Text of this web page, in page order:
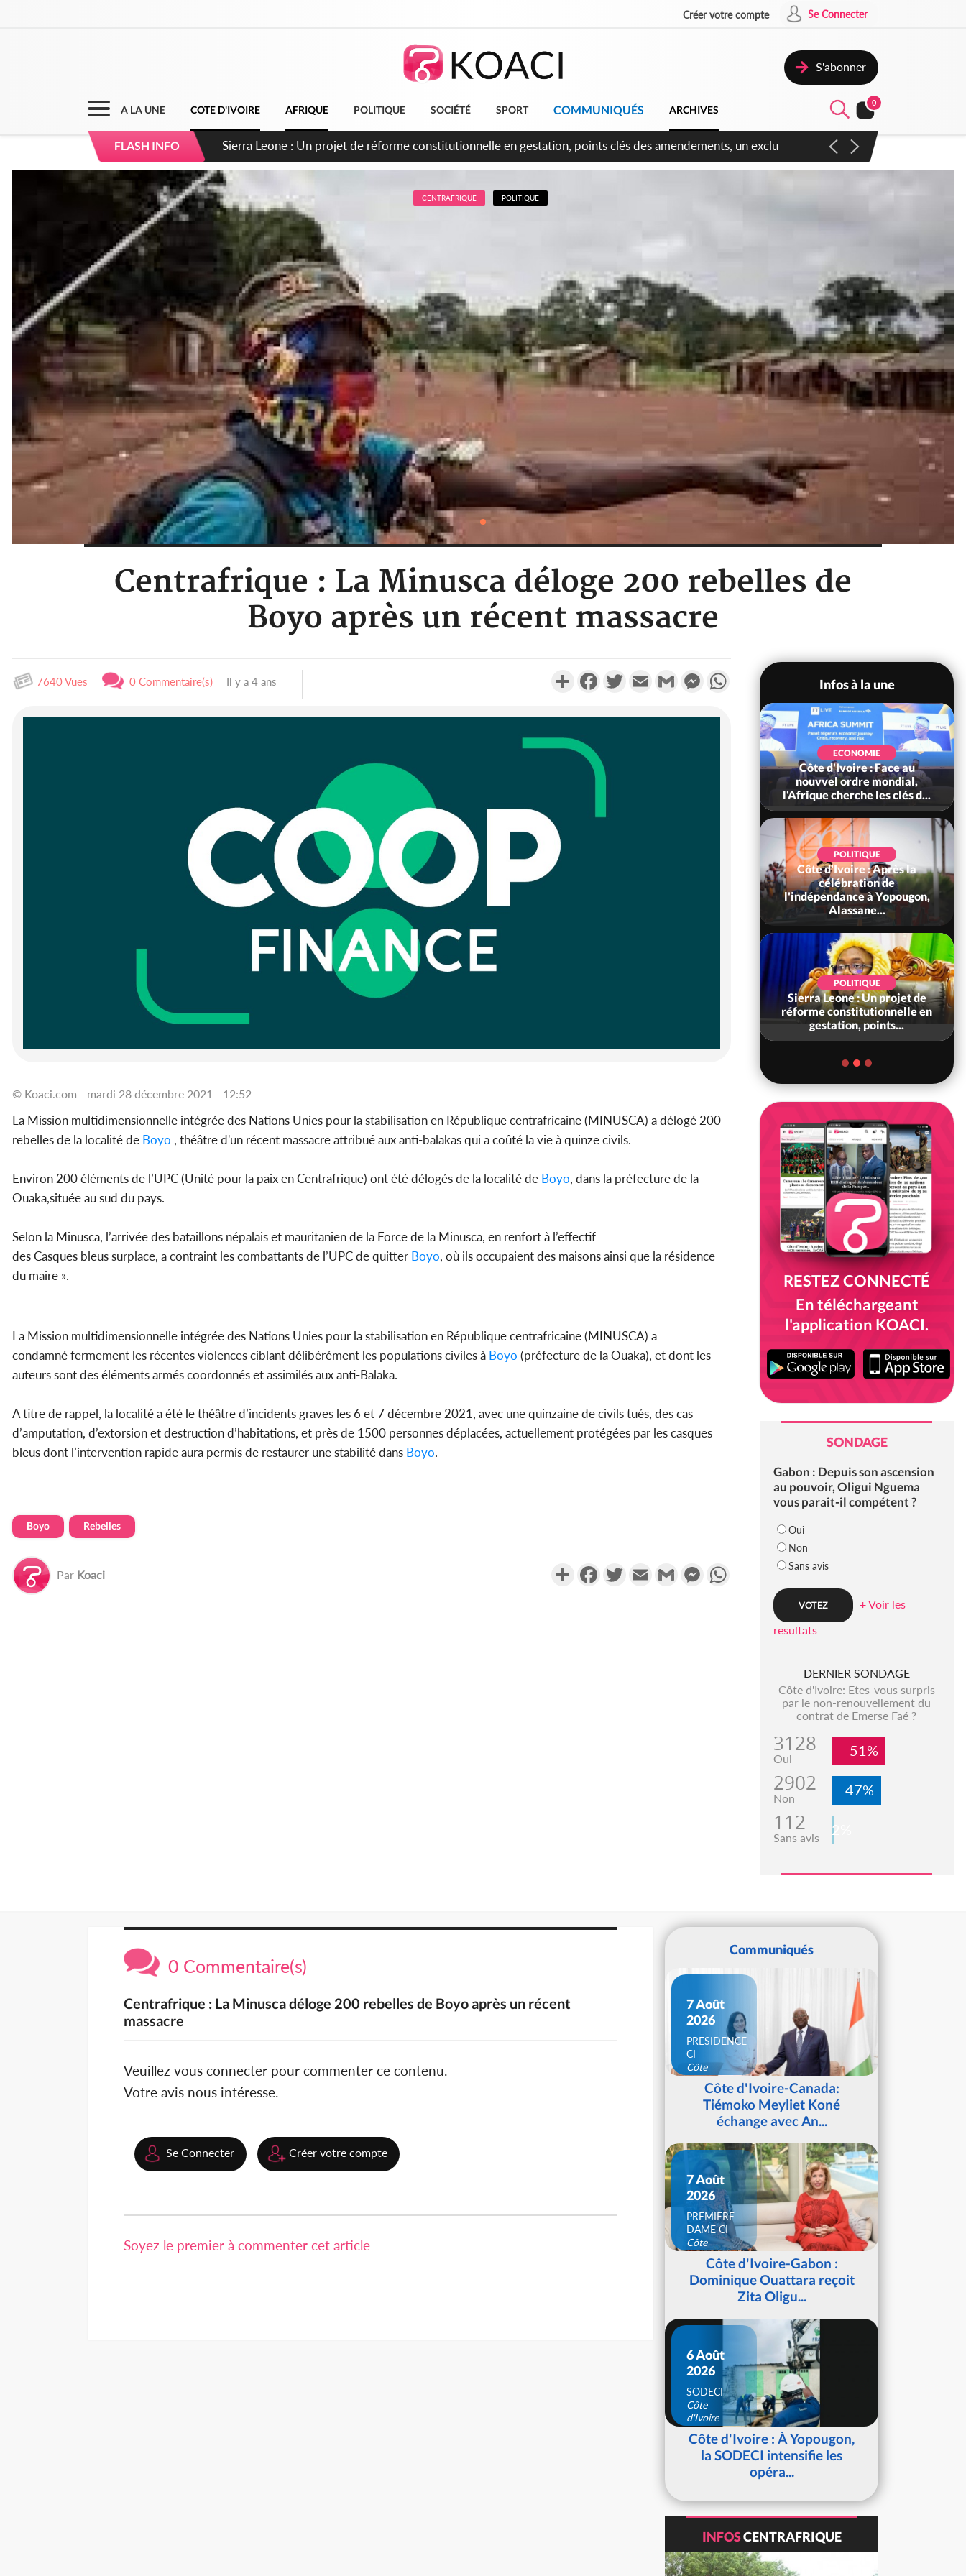
Créer votre compte Se Connecter
S'abonner
A LA UNE COTE D'IVOIRE AFRIQUE POLITIQUE SOCIÉTÉ SPORT COMMUNIQUÉS ARCHIVES
0
FLASH INFO
Sierra Leone : Un projet de réforme constitutionnelle en gestation, points clés des amendements, un exclu
d'avance
CENTRAFRIQUE POLITIQUE
Centrafrique : La Minusca déloge 200 rebelles de
Boyo après un récent massacre
7640 Vues 0 Commentaire(s) Il y a 4 ans PartagerFacebookTwitterEmail Gmail MessengerWhatsApp
© Koaci.com - mardi 28 décembre 2021 - 12:52
La Mission multidimensionnelle intégrée des Nations Unies pour la stabilisation en République centrafricaine (MINUSCA) a délogé 200
rebelles de la localité de Boyo , théâtre d'un récent massacre attribué aux anti-balakas qui a coûté la vie à quinze civils.
Environ 200 éléments de l’UPC (Unité pour la paix en Centrafrique) ont été délogés de la localité de Boyo, dans la préfecture de la
Ouaka,située au sud du pays.
Selon la Minusca, l’arrivée des bataillons népalais et mauritanien de la Force de la Minusca, en renfort à l’effectif
des Casques bleus surplace, a contraint les combattants de l’UPC de quitter Boyo, où ils occupaient des maisons ainsi que la résidence
du maire ».
La Mission multidimensionnelle intégrée des Nations Unies pour la stabilisation en République centrafricaine (MINUSCA) a
condamné fermement les récentes violences ciblant délibérément les populations civiles à Boyo (préfecture de la Ouaka), et dont les
auteurs sont des éléments armés coordonnés et assimilés aux anti-Balaka.
A titre de rappel, la localité a été le théâtre d’incidents graves les 6 et 7 décembre 2021, avec une quinzaine de civils tués, des cas
d’amputation, d’extorsion et destruction d’habitations, et près de 1500 personnes déplacées, actuellement protégées par les casques
bleus dont l’intervention rapide aura permis de restaurer une stabilité dans Boyo.
Boyo Rebelles
Par Koaci PartagerFacebookTwitterEmail Gmail MessengerWhatsApp
Infos à la une
Côte d'Ivoire : Stocks
sociétés coopératives et
POLITIQUE
Côte d'Ivoire : Diplomatie,
Abidjan consolide ses
partenariats avec New Del...
Côte d'Ivoire : Face au
nouvvel ordre mondial,
SOCIÉTÉ
Côte d'Ivoire : Méagui
célèbre les 66 ans de
l'indépendance dans l'unité,
l...
SOCIÉTÉ
Côte d'Ivoire : Indépendance,
le GNL Apalo Touré aux
Gendarmes : « Renouvel...
SOCIÉTÉ
Côte d'Ivoire : L'arnaque au
Mobile Money par liens
frauduleux se répand ac...
RESTEZ CONNECTÉ
En téléchargeant
l'application KOACI.
SONDAGE
Gabon : Depuis son ascension
au pouvoir, Oligui Nguema
vous parait-il compétent ?
Oui
Non
Sans avis
+ Voir les
resultats
DERNIER SONDAGE
Côte d'Ivoire: Etes-vous surpris
par le non-renouvellement du
contrat de Emerse Faé ?
3128
Oui 51%
2902
Non 47%
112
Sans avis 2%
0 Commentaire(s)
Centrafrique : La Minusca déloge 200 rebelles de Boyo après un récent
massacre
Veuillez vous connecter pour commenter ce contenu.
Votre avis nous intéresse.
Se Connecter Créer votre compte
Soyez le premier à commenter cet article
Communiqués
7 Août
2026
PRESIDENCE
CI
Côte
d'IvoireCôte d'Ivoire-Canada:
Tiémoko Meyliet Koné
échange avec An...
7 Août
2026
PREMIERE
DAME CI
Côte
d'IvoireCôte d'Ivoire-Gabon :
Dominique Ouattara reçoit
Zita Oligu...
6 Août
2026
SODECI
Côte
d'Ivoire
Côte d'Ivoire : À Yopougon,
la SODECI intensifie les
opéra...
INFOSCENTRAFRIQUE